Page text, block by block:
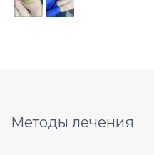
Методы лечения